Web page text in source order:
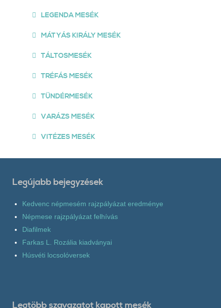
LEGENDA MESÉK
MÁTYÁS KIRÁLY MESÉK
TÁLTOSMESÉK
TRÉFÁS MESÉK
TÜNDÉRMESÉK
VARÁZS MESÉK
VITÉZES MESÉK
Legújabb bejegyzések
Kedvenc népmesém rajzpályázat eredménye
Népmese rajzpályázat felhívás
Diafilmek
Farkas L. Rozália kiadványai
Húsvéti locsolóversek
Legtöbb szavazatot kapott mesék